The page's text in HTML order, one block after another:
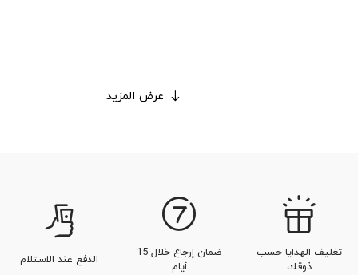
عرض المزيد
تغليف الهدايا حسب
ذوقك
ضمان إرجاع خلال 15
أيام
الدفع عند الاستلام